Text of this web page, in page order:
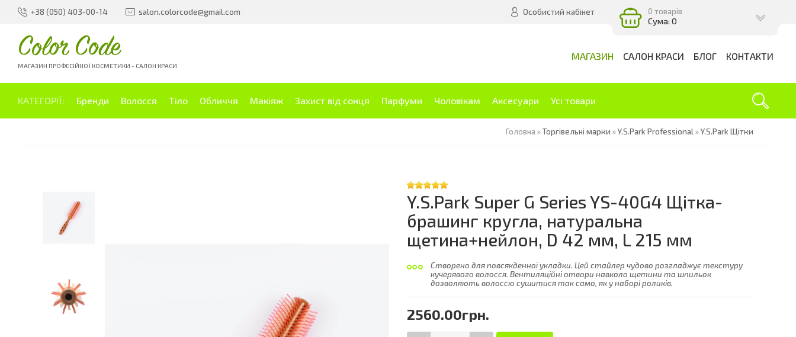
+38 (050) 403-00-14 salon.colorcode@gmail.com Особистий кабінет 0 товарів
Сума: 0
Color Code
МАГАЗИН ПРОФЕСІЙНОЇ КОСМЕТИКИ - САЛОН КРАСИ
МАГАЗИН САЛОН КРАСИ БЛОГ КОНТАКТИ
КАТЕГОРІЇ: Бренди Волосся Тіло Обличчя Макіяж Захист від сонця Парфуми Чоловікам Аксесуари Усі товари
Головна »Торгівельні марки »Y.S.Park Professional »Y.S.Park Щітки
Y.S.Park Super G Series YS-40G4 Щітка-
брашинг кругла, натуральна
щетина+нейлон, D 42 мм, L 215 мм
Створено для повсякденної укладки. Цей стайлер чудово розгладжує текстуру
кучерявого волосся. Вентиляційні отвори навколо щетини та шпильок
дозволяють волоссю сушитися так само, як у наборі роликів.
2560.00грн.